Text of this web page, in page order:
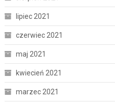
lipiec 2021
czerwiec 2021
maj 2021
kwiecień 2021
marzec 2021